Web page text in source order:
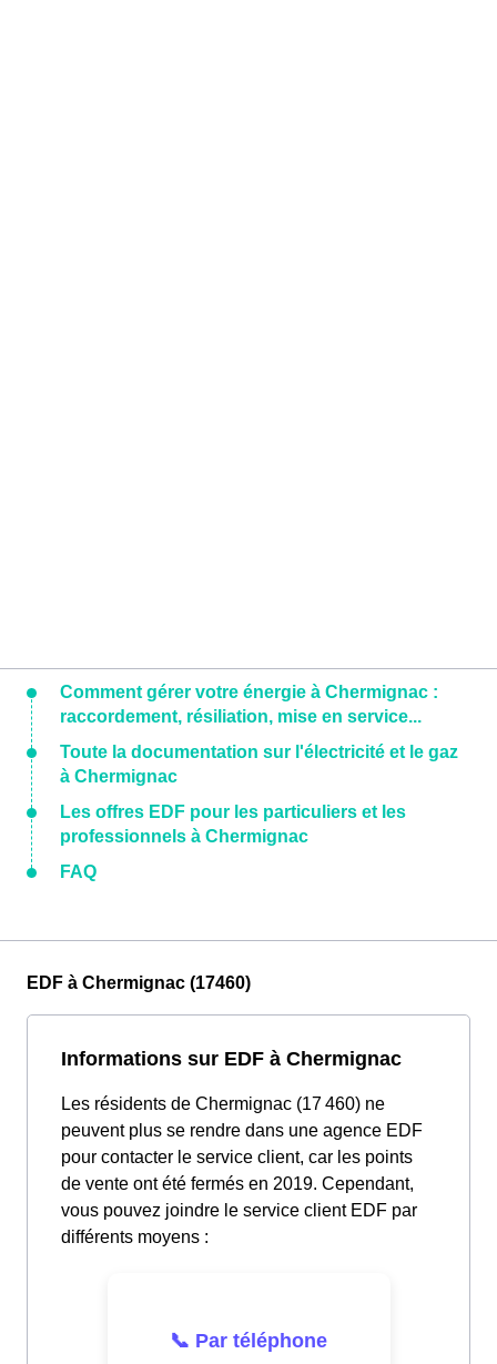
Comment gérer votre énergie à Chermignac :
raccordement, résiliation, mise en service...
Toute la documentation sur l'électricité et le gaz
à Chermignac
Les offres EDF pour les particuliers et les
professionnels à Chermignac
FAQ
EDF à Chermignac (17460)
Informations sur EDF à Chermignac
Les résidents de Chermignac (17 460) ne
peuvent plus se rendre dans une agence EDF
pour contacter le service client, car les points
de vente ont été fermés en 2019. Cependant,
vous pouvez joindre le service client EDF par
différents moyens :
📞 Par téléphone